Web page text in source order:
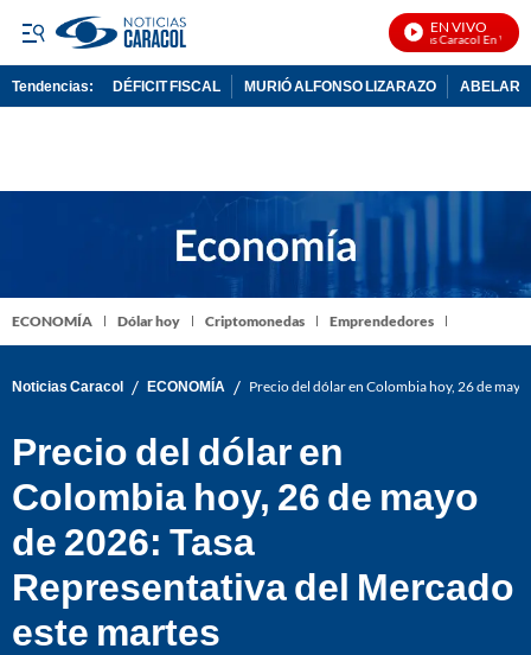
EN VIVO
Noticias Caracol En Vivo
Tendencias: DÉFICIT FISCAL MURIÓ ALFONSO LIZARAZO
ECONOMÍA Dólar hoy Criptomonedas Emprendedores
Noticias Caracol / ECONOMÍA / Precio del dólar en Colombia hoy, 26 de
Precio del dólar en
Colombia hoy, 26 de mayo
de 2026: Tasa
Representativa del Mercado
este martes